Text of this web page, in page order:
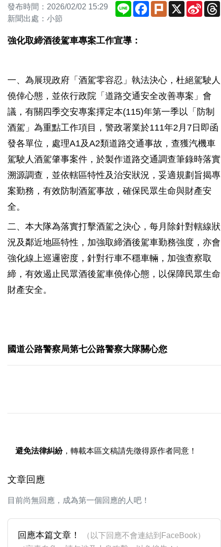
發布時間：2026/02/02 15:29
新聞出處：小節
Line Facebook
Plurk X
Sina
強化取締酒後駕車專案工作宣導：
一、為展現政府「酒駕零容忍」執法決心，杜絕駕駛人
僥倖心態，並依行政院「道路交通安全改善專案」會
議，有關四季交安專案擇定本(115)年第一季以「防制
酒駕」為重點工作項目，警政署業於111年2月7日即函
發各單位，處理A1及A2類道路交通事故，查獲汽機車
駕駛人酒駕肇事案件，於製作道路交通調查筆錄時落實
溯源調查，並依轄區特性及治安狀況，妥適規劃旨揭專
案勤務，有效防制酒駕事故，確保民眾生命與財產安
全。
二、本大隊為落實打擊酒駕之決心，每月除針對轄線狀
況及鄰近地區特性，加強取締酒後駕車勤務強度，亦會
強化線上巡邏密度，針對行車不穩車輛，加強查察取
締，有效遏止民眾酒後駕車僥倖心態，以保障民眾生命
財產安全。
國道公路警察局第七公路警察大隊關心您
避免法律糾紛，轉載本區文稿請先徵得原作者同意！
文章回應
目前尚無回應，成為第一個回應的人吧！
回應本篇文章！
（以下回應不會連結到FaceBook）